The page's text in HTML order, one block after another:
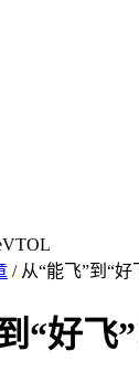
/ 从“能飞”到“
“好飞